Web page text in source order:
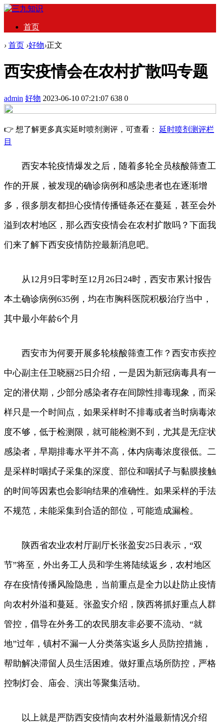
首页
› 首页 ›好物›正文
西安疫情会在农村扩散吗专题
admin 好物 2023-06-10 07:21:07 638 0
👉 想了解更多真实延时喷剂测评，可查看： 延时喷剂测评栏
目
西安本轮疫情爆发之后，随着多轮全员核酸筛查工
作的开展，被发现的确诊病例和感染患者也在逐渐增
多，很多朋友都担心疫情传播链条还在蔓延，甚至会外
溢到农村地区，那么西安疫情会在农村扩散吗？下面我
们来了解下西安疫情防控最新消息吧。
从12月9日零时至12月26日24时，西安市累计报告
本土确诊病例635例，均在市胸科医院积极治疗当中，
其中最小年龄6个月
西安市为何要开展多轮核酸筛查工作？西安市疾控
中心副主任卫晓丽25日介绍，一是因为新冠病毒具有一
定的潜伏期，少部分感染者存在间隙性排毒现象，而采
样只是一个时间点，如果采样时不排毒或者当时病毒浓
度不够，低于检测限，就可能检测不到，尤其是无症状
感染者，早期排毒水平并不高，体内病毒浓度很低。二
是采样时咽拭子采集的深度、部位和咽拭子与黏膜接触
的时间等因素也会影响结果的准确性。如果采样的手法
不规范，未能采集到合适的部位，可能造成漏检。
陕西省农业农村厅副厅长张盈安25日表示，“双
节”将至，外出务工人员和学生将陆续返乡，农村地区
存在疫情传播风险隐患，当前重点是全力以赴防止疫情
向农村外溢和蔓延。张盈安介绍，陕西将抓好重点人群
管控，倡导在外务工的农民朋友非必要不流动、“就
地”过年，镇村不漏一人分类落实返乡人员防控措施，
帮助解决滞留人员生活困难。做好重点场所防控，严格
控制灯会、庙会、演出等聚集活动。
以上就是严防西安疫情向农村外溢最新情况介绍